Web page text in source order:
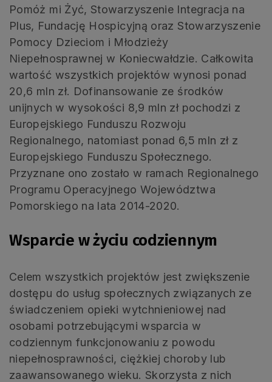
Pomóż mi Żyć, Stowarzyszenie Integracja na
Plus, Fundację Hospicyjną oraz Stowarzyszenie
Pomocy Dzieciom i Młodzieży
Niepełnosprawnej w Koniecwałdzie. Całkowita
wartość wszystkich projektów wynosi ponad
20,6 mln zł. Dofinansowanie ze środków
unijnych w wysokości 8,9 mln zł pochodzi z
Europejskiego Funduszu Rozwoju
Regionalnego, natomiast ponad 6,5 mln zł z
Europejskiego Funduszu Społecznego.
Przyznane ono zostało w ramach Regionalnego
Programu Operacyjnego Województwa
Pomorskiego na lata 2014-2020.
Wsparcie w życiu codziennym
Celem wszystkich projektów jest zwiększenie
dostępu do usług społecznych związanych ze
świadczeniem opieki wytchnieniowej nad
osobami potrzebującymi wsparcia w
codziennym funkcjonowaniu z powodu
niepełnosprawności, ciężkiej choroby lub
zaawansowanego wieku. Skorzysta z nich